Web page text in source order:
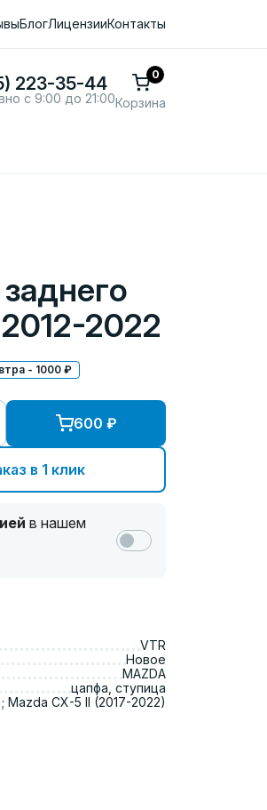
БлогЛицензииКонтакты
223-35-44
с 9:00 до 21:00Корзина
0
2022
- 1000 ₽
в 1 клик
600 ₽
в нашем
VTR
Новое
MAZDA
цапфа, ступица
Mazda CX-5 II (2017-2022)